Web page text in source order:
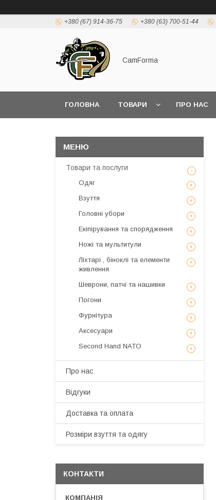
+380 (67) 914-36-75 +380 (63) 700-51-44
CamForma
ГОЛОВНА ТОВАРИ ПРО НАС
Товари та послуги
Одяг
Взуття
Головні убори
Екіпірування та спорядження
Ножі та мультитули
Ліхтарі , біноклі та елементи
живлення
Шеврони, патчі та нашивки
Погони
Фурнітура
Аксесуари
Second Hand NATO
Про нас
Відгуки
Доставка та оплата
Розміри взуття та одягу
КОНТАКТИ